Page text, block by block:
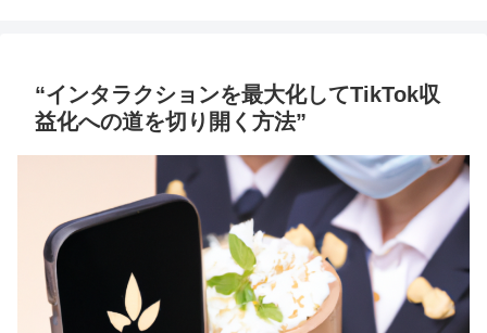
“インタラクションを最大化してTikTok収
益化への道を切り開く方法”